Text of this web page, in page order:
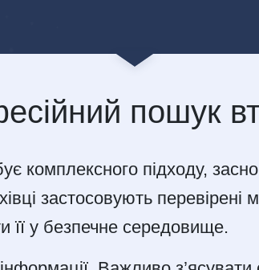
пошук
комплексного підходу,
застосовують
її у безпечне середовище.